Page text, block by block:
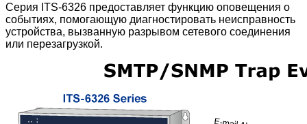
Серия ITS-6326 предоставляет функцию оповещения о
событиях, помогающую диагностировать неисправность
устройства, вызванную разрывом сетевого соединения
или перезагрузкой.